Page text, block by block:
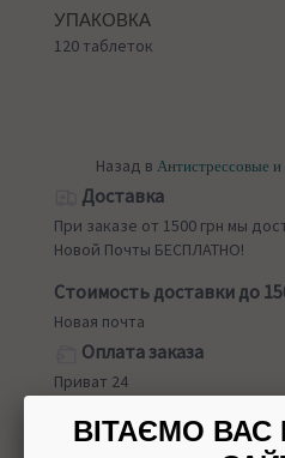
УПАКОВКА
120 таблеток
Назад в Антистрессовые
Доставка
При заказе от 1500 грн мы
Новой Почты БЕСПЛАТНО!
Стоимость доставки до
Новая почта
Оплата заказа
Приват 24
Обмен/возврат товара
ВІТАЄМО